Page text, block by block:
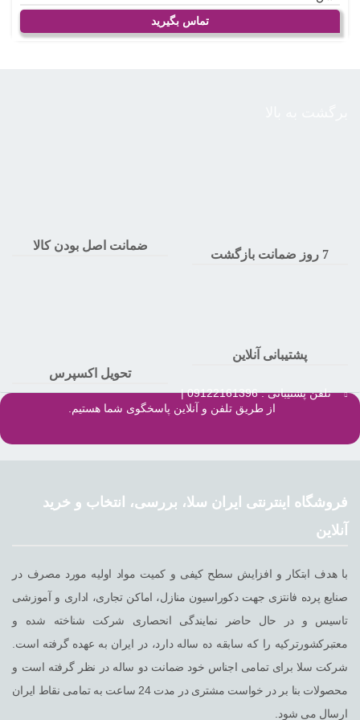
تماس بگیرید
ضمانت اصل بودن کالا
7 روز ضمانت بازگشت
تحویل اکسپرس
پشتیبانی آنلاین
تلفن پشتیبانی : 09122161396 |
از طریق تلفن و آنلاین پاسخگوی شما هستیم.
فروشگاه اینترنتی ایران سلا، بررسی، انتخاب و خرید
آنلاین
با هدف ابتکار و افزایش سطح کیفی و کمیت مواد اولیه مورد مصرف در
صنایع پرده فانتزی جهت دکوراسیون منازل، اماکن تجاری، اداری و آموزشی
تاسیس و در حال حاضر نمایندگی انحصاری شرکت شناخته شده و
معتبرکشورترکیه را که سابقه ده ساله دارد، در ایران به عهده گرفته است.
شرکت سلا برای تمامی اجناس خود ضمانت دو ساله در نظر گرفته است و
محصولات بنا بر در خواست مشتری در مدت 24 ساعت به تمامی نقاط ایران
ارسال می شود.